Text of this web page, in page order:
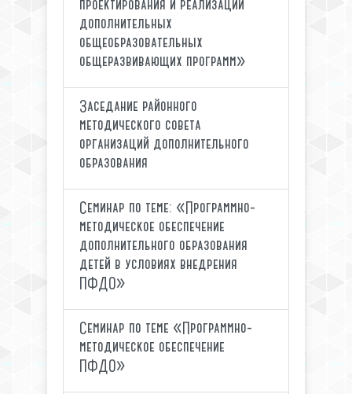
проектирования и реализации
дополнительных
общеобразовательных
общеразвивающих программ»
Заседание районного
методического совета
организаций дополнительного
образования
Семинар по теме: «Программно-
методическое обеспечение
дополнительного образования
детей в условиях внедрения
ПФДО»
Семинар по теме «Программно-
методическое обеспечение
ПФДО»